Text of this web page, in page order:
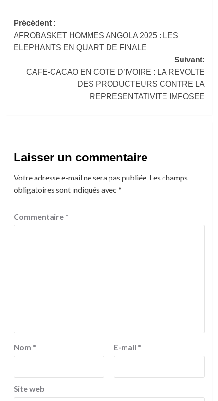
Navigation
d’article
Précédent :
AFROBASKET HOMMES ANGOLA 2025 : LES
ELEPHANTS EN QUART DE FINALE
Suivant:
CAFE-CACAO EN COTE D’IVOIRE : LA REVOLTE
DES PRODUCTEURS CONTRE LA
REPRESENTATIVITE IMPOSEE
Laisser un commentaire
Votre adresse e-mail ne sera pas publiée. Les champs
obligatoires sont indiqués avec *
Commentaire *
Nom * E-mail *
Site web